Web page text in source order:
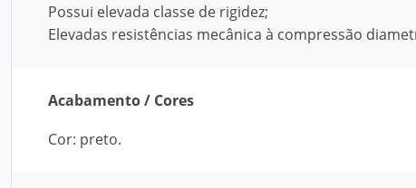
Possui elevada classe de rigidez;
Elevadas resistências mecânica à compressão
Acabamento / Cores
Cor: preto.